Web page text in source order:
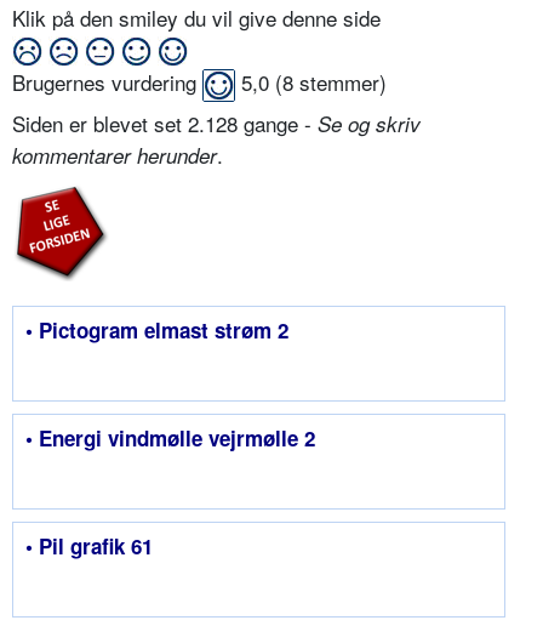
Klik på den smiley du vil give denne side
Brugernes vurdering 5,0 (8 stemmer)
Siden er blevet set 2.128 gange - Se og skriv
kommentarer herunder.
• Pictogram elmast strøm 2
• Energi vindmølle vejrmølle 2
• Pil grafik 61